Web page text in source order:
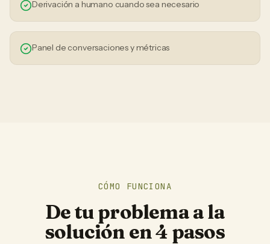
Derivación a humano cuando sea necesario
Panel de conversaciones y métricas
CÓMO FUNCIONA
De tu problema a la
solución en 4 pasos